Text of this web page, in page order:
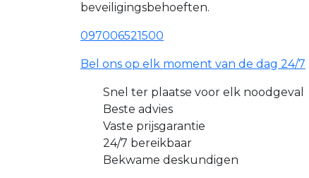
beveiligingsbehoeften.
097006521500
Bel ons op elk moment van de dag 24/7
Snel ter plaatse voor elk noodgeval
Beste advies
Vaste prijsgarantie
24/7 bereikbaar
Bekwame deskundigen